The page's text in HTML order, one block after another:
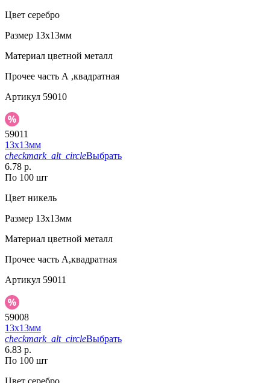
Цвет серебро
Размер 13х13мм
Материал цветной металл
Прочее часть А ,квадратная
Артикул 59010
59011
13х13мм
checkmark_alt_circleВыбрать
6.78 р.
По 100 шт
Цвет никель
Размер 13х13мм
Материал цветной металл
Прочее часть А,квадратная
Артикул 59011
59008
13х13мм
checkmark_alt_circleВыбрать
6.83 р.
По 100 шт
Цвет серебро